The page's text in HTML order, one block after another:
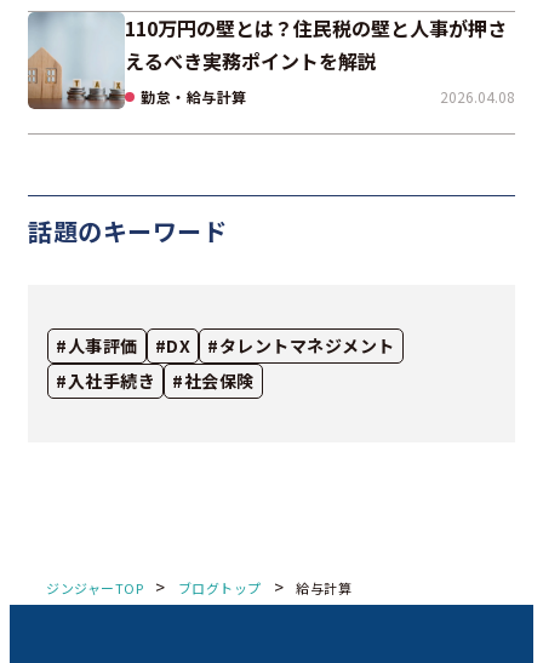
110万円の壁とは？住民税の壁と人事が押さ
えるべき実務ポイントを解説
勤怠・給与計算 2026.04.08
話題のキーワード
#人事評価 #DX
#タレントマネジメント
#入社手続き
#社会保険
ジンジャーTOP > ブログトップ > 給与計算